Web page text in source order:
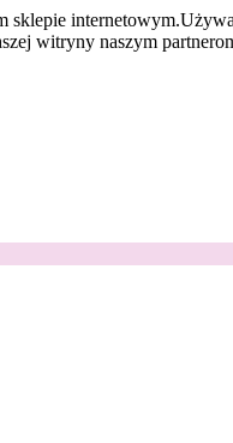
sklepie internetowym.
witryny naszym